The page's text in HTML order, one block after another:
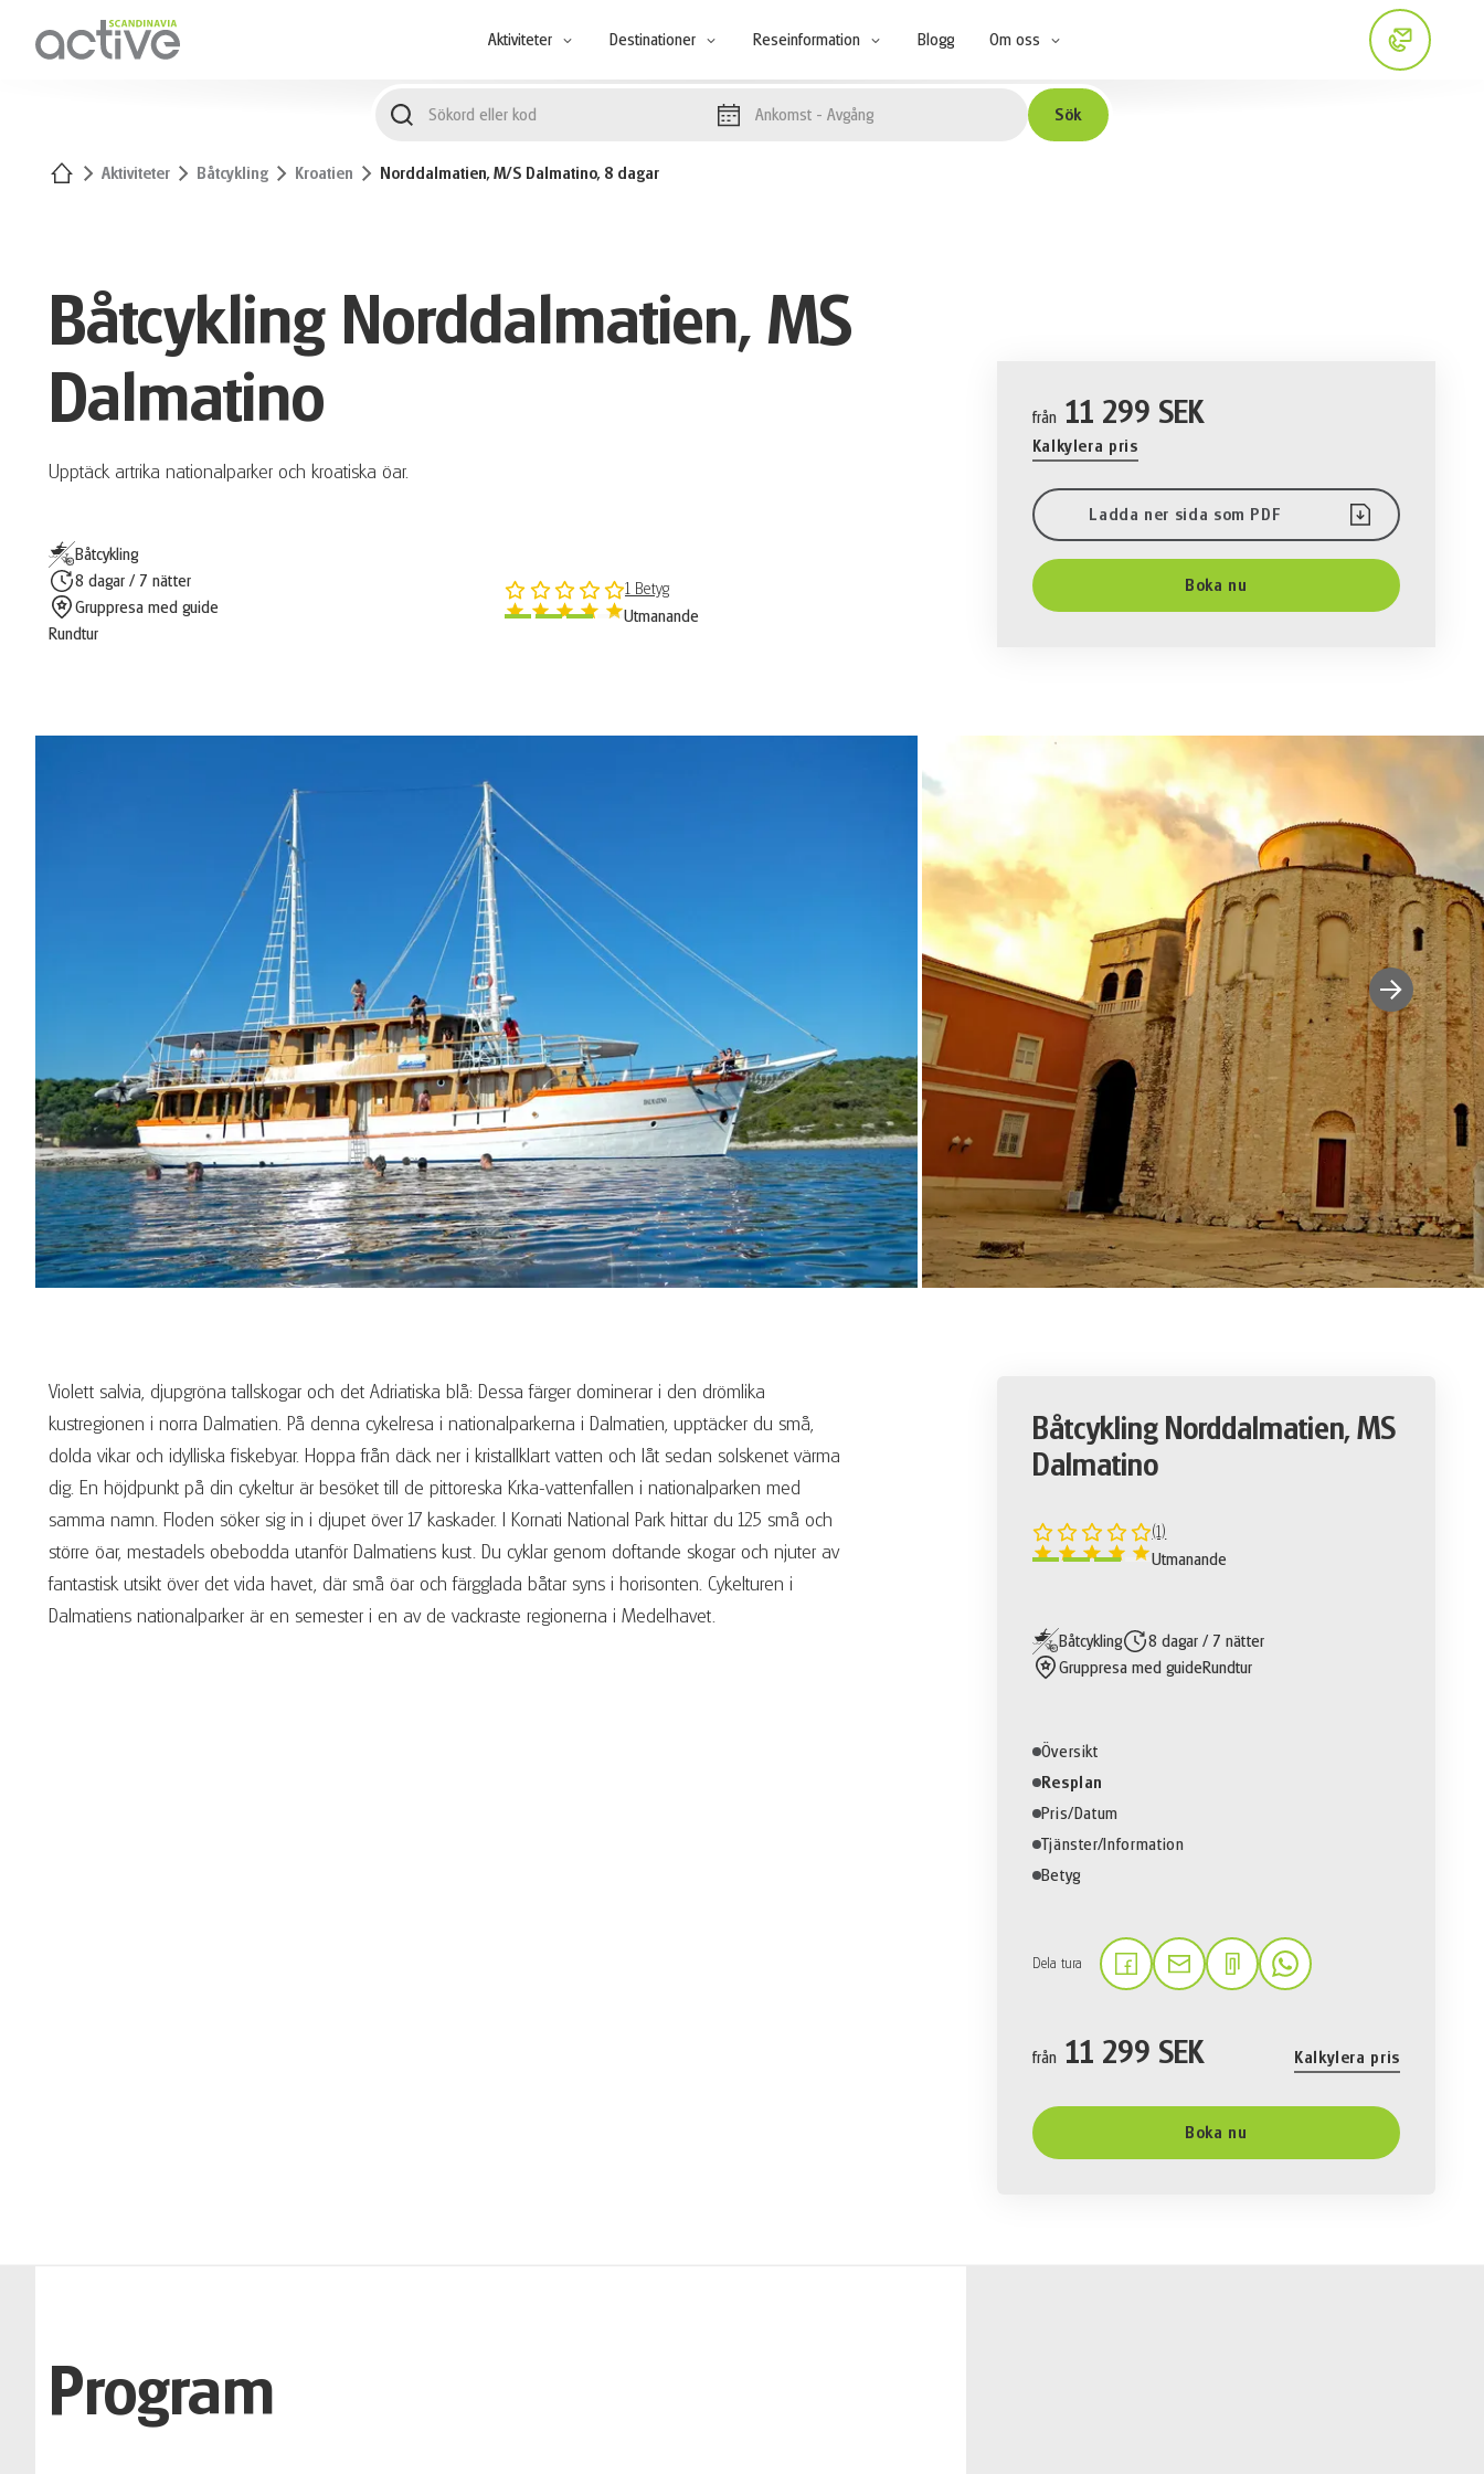
Aktiviteter Destinationer Reseinformation Blogg Om oss
Ankomst- Avgång Sök
Hem Aktiviteter Båtcykling Kroatien Norddalmatien, M/S Dalmatino, 8 dagar
Båtcykling Norddalmatien, MS
Dalmatino
Upptäck artrika nationalparker och kroatiska öar.
Båtcykling
8 dagar / 7 nätter
Gruppresa med guide
Rundtur
1 Betyg
Utmanande
från 11 299 SEK
Kalkylera pris
Ladda ner sida som PDF
Boka nu
Violett salvia, djupgröna tallskogar och det Adriatiska blå: Dessa färger dominerar i den drömlika
kustregionen i norra Dalmatien. På denna cykelresa i nationalparkerna i Dalmatien, upptäcker du små,
dolda vikar och idylliska fiskebyar. Hoppa från däck ner i kristallklart vatten och låt sedan solskenet värma
dig. En höjdpunkt på din cykeltur är besöket till de pittoreska Krka-vattenfallen i nationalparken med
samma namn. Floden söker sig in i djupet över 17 kaskader. I Kornati National Park hittar du 125 små och
större öar, mestadels obebodda utanför Dalmatiens kust. Du cyklar genom doftande skogar och njuter av
fantastisk utsikt över det vida havet, där små öar och färgglada båtar syns i horisonten. Cykelturen i
Dalmatiens nationalparker är en semester i en av de vackraste regionerna i Medelhavet.
Båtcykling Norddalmatien, MS
Dalmatino
(1)
Utmanande
Båtcykling
8 dagar / 7 nätter
Gruppresa med guideRundtur
Översikt
Resplan
Pris/Datum
Tjänster/Information
Betyg
Dela tura (Länken öppnas i en ny flik)
(Länken öppnas i en ny flik)
(Länken öppnas i en ny
från 11 299 SEK Kalkylera pris
Boka nu
Program